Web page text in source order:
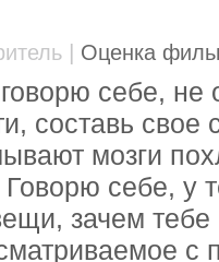
| Оценка
себе, не
составь свое
мозги
себе, у
зачем тебе
с